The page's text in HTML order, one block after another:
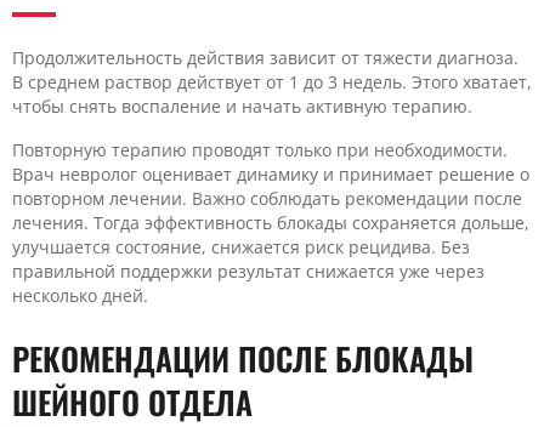
Продолжительность действия зависит от тяжести диагноза.
В среднем раствор действует от 1 до 3 недель. Этого хватает,
чтобы снять воспаление и начать активную терапию.
Повторную терапию проводят только при необходимости.
Врач невролог оценивает динамику и принимает решение о
повторном лечении. Важно соблюдать рекомендации после
лечения. Тогда эффективность блокады сохраняется дольше,
улучшается состояние, снижается риск рецидива. Без
правильной поддержки результат снижается уже через
несколько дней.
РЕКОМЕНДАЦИИ ПОСЛЕ БЛОКАДЫ
ШЕЙНОГО ОТДЕЛА